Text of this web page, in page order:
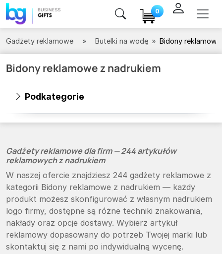
0
Gadżety reklamowe Butelki na wodę Bidony reklamowe
Bidony reklamowe z nadrukiem
Podkategorie
Gadżety reklamowe dla firm — 244 artykułów
reklamowych z nadrukiem
W naszej ofercie znajdziesz 244 gadżety reklamowe z
kategorii Bidony reklamowe z nadrukiem — każdy
produkt możesz skonfigurować z własnym nadrukiem
logo firmy, dostępne są różne techniki znakowania,
nakłady oraz opcje dostawy. Wybierz artykuł
reklamowy dopasowany do potrzeb Twojej marki lub
skontaktuj się z nami po indywidualną wycenę.